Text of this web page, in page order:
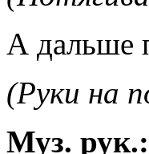
А дальше
(Руки на
Муз. рук.: